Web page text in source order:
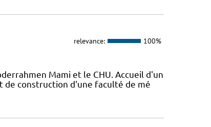
relevance: 100%
Mami et le CHU. Accueil d'un
de construction d'une faculté de mé